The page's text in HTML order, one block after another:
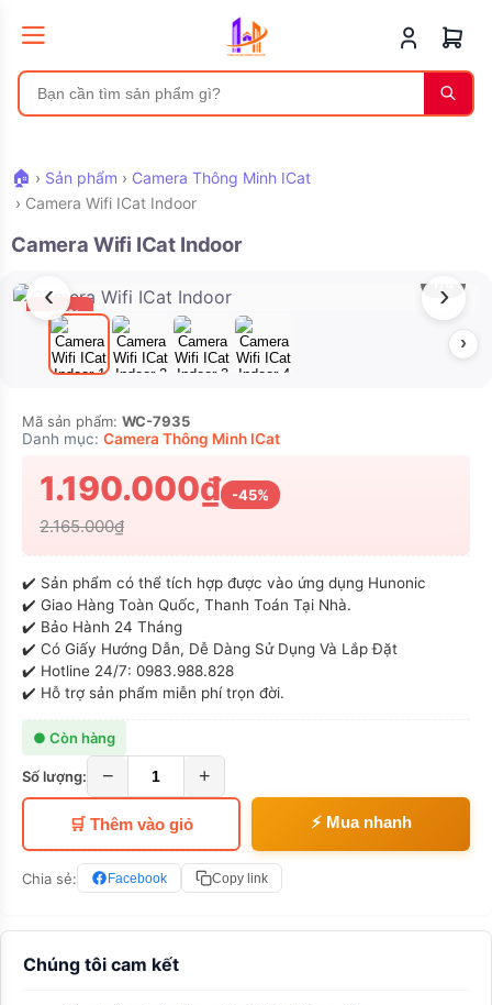
🏠 › Sản phẩm › Camera Thông Minh ICat
› Camera Wifi ICat Indoor
Camera Wifi ICat Indoor
‹
-45%
›
›
Chúng tôi cam kết
Mã sản phẩm: WC-7935
Danh mục: Camera Thông Minh ICat
1.190.000₫ -45%
2.165.000₫
✔️ Sản phẩm có thể tích hợp được vào ứng dụng Hunonic
✔️ Giao Hàng Toàn Quốc, Thanh Toán Tại Nhà.
✔️ Bảo Hành 24 Tháng
✔️ Có Giấy Hướng Dẫn, Dễ Dàng Sử Dụng Và Lắp Đặt
✔️ Hotline 24/7: 0983.988.828
✔️ Hỗ trợ sản phẩm miễn phí trọn đời.
● Còn hàng
Số lượng: − +
🛒 Thêm vào giỏ ⚡ Mua nhanh
Chia sẻ: Facebook Copy link